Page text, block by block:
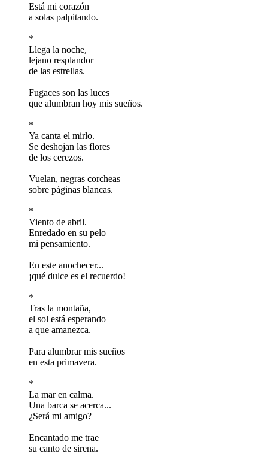
Está mi corazón
a solas palpitando.
*
Llega la noche,
lejano resplandor
de las estrellas.
Fugaces son las luces
que alumbran hoy mis sueños.
*
Ya canta el mirlo.
Se deshojan las flores
de los cerezos.
Vuelan, negras corcheas
sobre páginas blancas.
*
Viento de abril.
Enredado en su pelo
mi pensamiento.
En este anochecer...
¡qué dulce es el recuerdo!
*
Tras la montaña,
el sol está esperando
a que amanezca.
Para alumbrar mis sueños
en esta primavera.
*
La mar en calma.
Una barca se acerca...
¿Será mi amigo?
Encantado me trae
su canto de sirena.